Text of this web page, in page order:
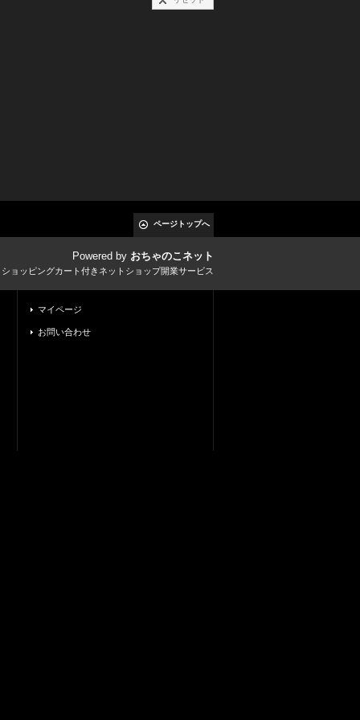
ページトップへ
Powered by おちゃのこネット
ョッピングカート付きネットショップ開業サービス
マイページ
お問い合わせ